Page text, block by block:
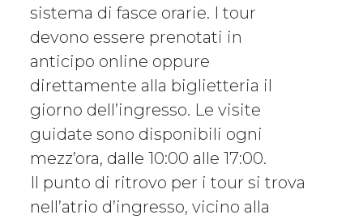
sistema di fasce orarie. I tour
devono essere prenotati in
anticipo online oppure
direttamente alla biglietteria il
giorno dell’ingresso. Le visite
guidate sono disponibili ogni
mezz’ora, dalle 10:00 alle 17:00.
Il punto di ritrovo per i tour si trova
nell’atrio d’ingresso, vicino alla